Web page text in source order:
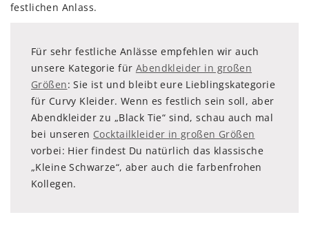
festlichen Anlass.
Für sehr festliche Anlässe empfehlen wir auch
unsere Kategorie für Abendkleider in großen
Größen: Sie ist und bleibt eure Lieblingskategorie
für Curvy Kleider. Wenn es festlich sein soll, aber
Abendkleider zu „Black Tie“ sind, schau auch mal
bei unseren Cocktailkleider in großen Größen
vorbei: Hier findest Du natürlich das klassische
„Kleine Schwarze“, aber auch die farbenfrohen
Kollegen.